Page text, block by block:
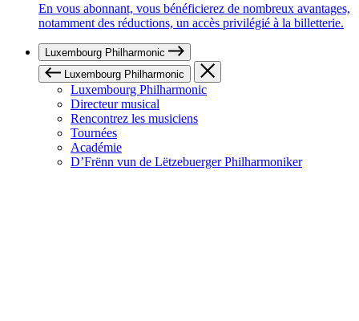
En vous abonnant, vous bénéficierez de nombreux avantages,
notamment des réductions, un accès privilégié à la billetterie.
Luxembourg Philharmonic
Luxembourg Philharmonic
Luxembourg Philharmonic
Directeur musical
Rencontrez les musiciens
Tournées
Académie
D’Frënn vun de Lëtzebuerger Philharmoniker